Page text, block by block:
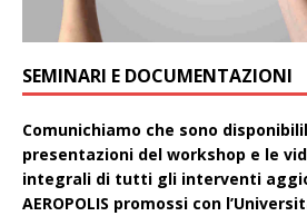
SEMINARI E DOCUMENTAZIONI
Comunichiamo che sono
presentazioni del workshop e le
integrali di tutti gli interventi
AEROPOLIS promossi con